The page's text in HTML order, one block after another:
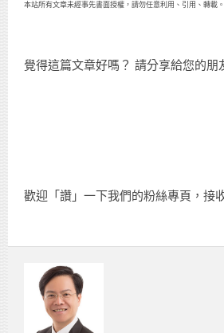
本站所有文章未經事先書面授權，請勿任意利用、引用、轉載。
覺得這篇文章好嗎？ 請分享給您的朋
歡迎「讚」一下我們的粉絲專頁，接